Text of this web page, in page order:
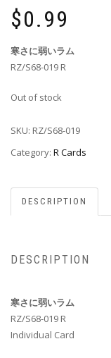
$0.99
寒さに弱いラム
RZ/S68-019 R
Out of stock
SKU: RZ/S68-019
Category: R Cards
DESCRIPTION
DESCRIPTION
寒さに弱いラム
RZ/S68-019 R
Individual Card